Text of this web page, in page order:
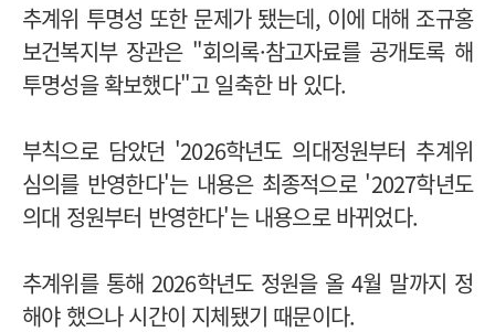
추계위 투명성 또한 문제가 됐는데, 이에 대해 조규홍
보건복지부 장관은 "회의록·참고자료를 공개토록 해
투명성을 확보했다"고 일축한 바 있다.
부칙으로 담았던 '2026학년도 의대정원부터 추계위
심의를 반영한다'는 내용은 최종적으로 '2027학년도
의대 정원부터 반영한다'는 내용으로 바뀌었다.
추계위를 통해 2026학년도 정원을 올 4월 말까지 정
해야 했으나 시간이 지체됐기 때문이다.